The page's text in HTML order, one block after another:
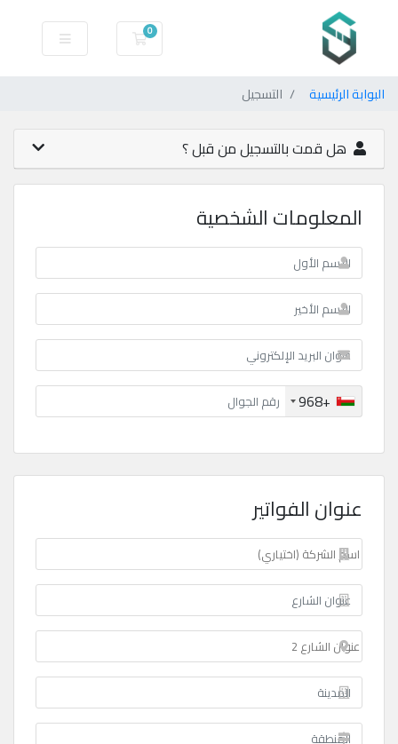
0 عربة التسوق
البوابة الرئيسية التسجيل
هل قمت بالتسجيل من قبل ؟
المعلومات الشخصية
+968
عنوان الفواتير